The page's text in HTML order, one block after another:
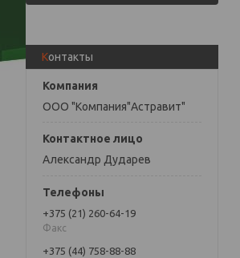
Контакты
ООО "Компания"Астравит"
Александр Дударев
+375 (21) 260-64-19
Факс
+375 (44) 758-88-88